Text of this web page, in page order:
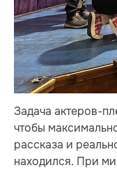
Задача актеров-
чтобы
рассказа и
находился. При